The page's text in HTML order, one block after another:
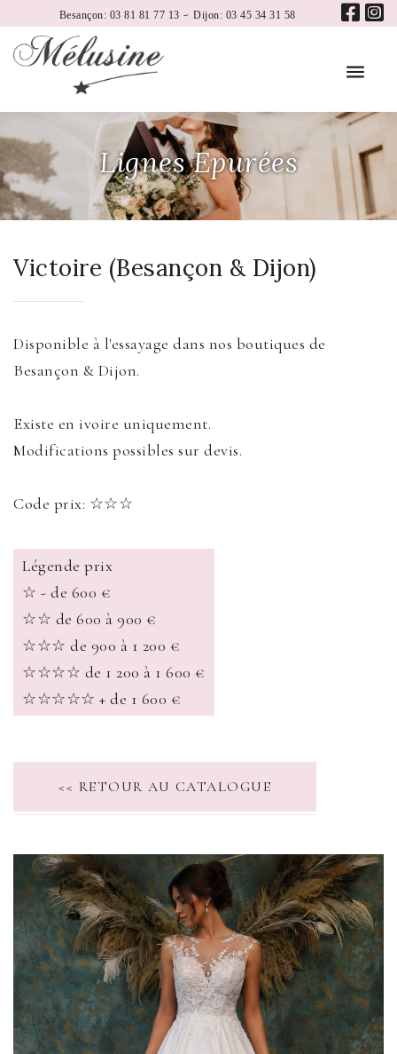
Besançon: 03 81 81 77 13 - Dijon: 03 45 34 31 58
Lignes Epurées
Victoire (Besançon & Dijon)
Disponible à l'essayage dans nos boutiques de
Besançon & Dijon.
Existe en ivoire uniquement.
Modifications possibles sur devis.
Code prix: ☆☆☆
Légende prix
☆ - de 600 €
☆☆ de 600 à 900 €
☆☆☆ de 900 à 1 200 €
☆☆☆☆ de 1 200 à 1 600 €
☆☆☆☆☆ + de 1 600 €
<< RETOUR AU CATALOGUE